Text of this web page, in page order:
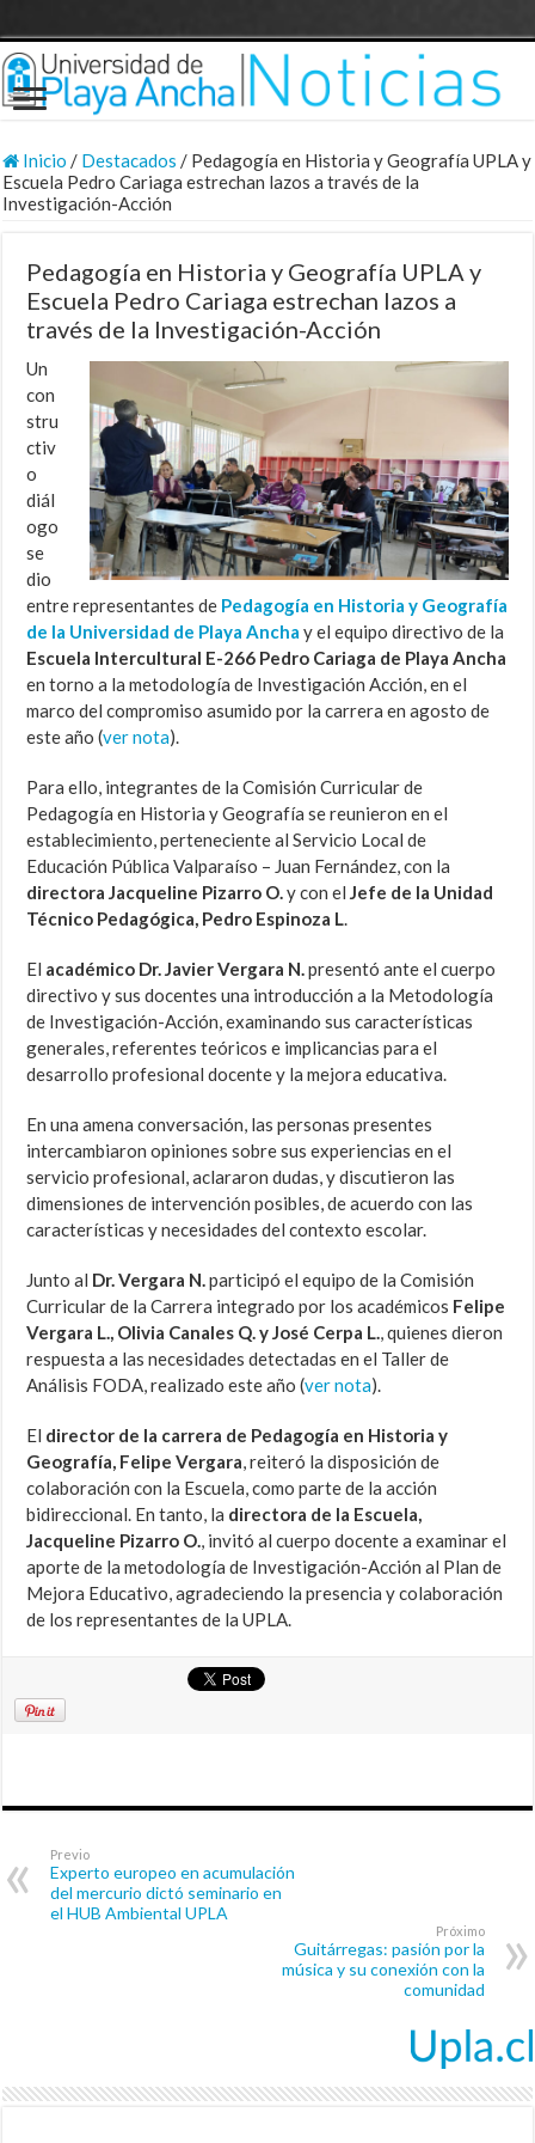
Inicio / Destacados / Pedagogía en Historia y Geografía UPLA y
Escuela Pedro Cariaga estrechan lazos a través de la
Investigación-Acción
Pedagogía en Historia y Geografía UPLA y
Escuela Pedro Cariaga estrechan lazos a
través de la Investigación-Acción
Un
con
stru
ctiv
o
diál
ogo
se
dio
entre representantes de Pedagogía en Historia y Geografía
de la Universidad de Playa Ancha y el equipo directivo de la
Escuela Intercultural E-266 Pedro Cariaga de Playa Ancha
en torno a la metodología de Investigación Acción, en el
marco del compromiso asumido por la carrera en agosto de
este año (ver nota).
Para ello, integrantes de la Comisión Curricular de
Pedagogía en Historia y Geografía se reunieron en el
establecimiento, perteneciente al Servicio Local de
Educación Pública Valparaíso – Juan Fernández, con la
directora Jacqueline Pizarro O.y con elJefe de la Unidad
Técnico Pedagógica, Pedro Espinoza L.
El académico Dr. Javier Vergara N.presentó ante el cuerpo
directivo y sus docentes una introducción a la Metodología
de Investigación-Acción, examinando sus características
generales, referentes teóricos e implicancias para el
desarrollo profesional docente y la mejora educativa.
En una amena conversación, las personas presentes
intercambiaron opiniones sobre sus experiencias en el
servicio profesional, aclararon dudas, y discutieron las
dimensiones de intervención posibles, de acuerdo con las
características y necesidades del contexto escolar.
Junto al Dr. Vergara N.participó el equipo de la Comisión
Curricular de la Carrera integrado por los académicos Felipe
Vergara L., Olivia Canales Q. y José Cerpa L., quienes dieron
respuesta a las necesidades detectadas en el Taller de
Análisis FODA, realizado este año (ver nota).
El director de la carrera de Pedagogía en Historia y
Geografía, Felipe Vergara, reiteró la disposición de
colaboración con la Escuela, como parte de la acción
bidireccional. En tanto, la directora de la Escuela,
Jacqueline Pizarro O., invitó al cuerpo docente a examinar el
aporte de la metodología de Investigación-Acción al Plan de
Mejora Educativo, agradeciendo la presencia y colaboración
de los representantes de la UPLA.
Previo
Experto europeo en acumulación
del mercurio dictó seminario en
el HUB Ambiental UPLA
Próximo
Guitárregas: pasión por la
música y su conexión con la
comunidad